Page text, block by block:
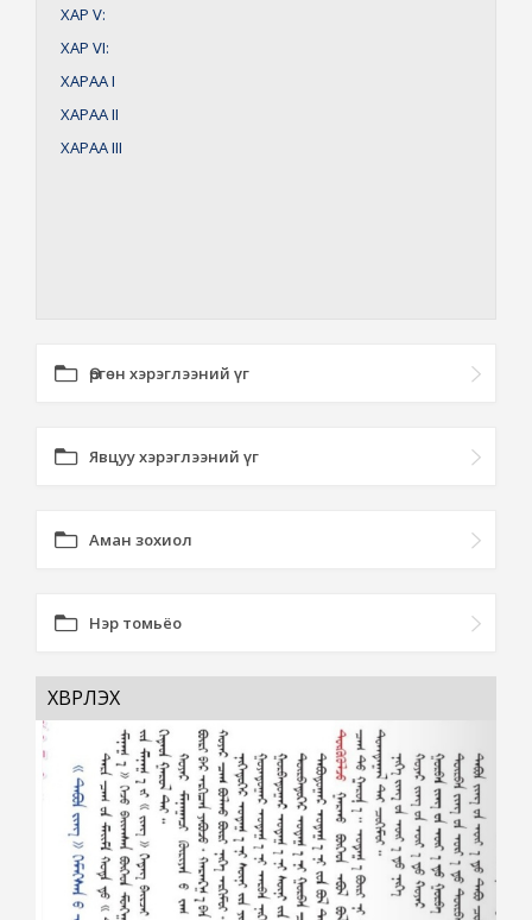
ХАР V:
ХАР VI:
ХАРААI
ХАРААII
ХАРААIII
Өргөн хэрэглээний үг
Явцуу хэрэглээний үг
Аман зохиол
Нэр томьёо
ХҮВРҮҮЛЭХ